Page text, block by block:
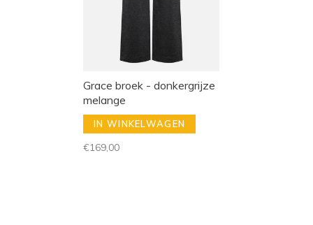
Grace broek - donkergrijze
melange
IN WINKELWAGEN
€169,00